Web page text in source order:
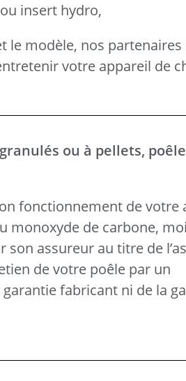
insert hydro,
le modèle, nos partenaires
votre appareil de
ou à pellets,
fonctionnement de votre
monoxyde de carbone,
assureur au titre de
de votre poêle par un
fabricant ni de la